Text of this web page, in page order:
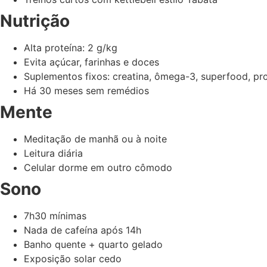
Nutrição
Alta proteína: 2 g/kg
Evita açúcar, farinhas e doces
Suplementos fixos: creatina, ômega-3, superfood,
Há 30 meses sem remédios
Mente
Meditação de manhã ou à noite
Leitura diária
Celular dorme em outro cômodo
Sono
7h30 mínimas
Nada de cafeína após 14h
Banho quente + quarto gelado
Exposição solar cedo